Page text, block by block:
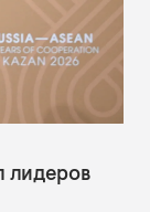
лидеров